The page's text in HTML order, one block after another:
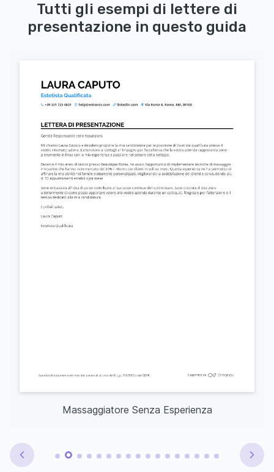
Tutti gli esempi di lettere di
presentazione in questo guida
Massaggiatore Senza Esperienza